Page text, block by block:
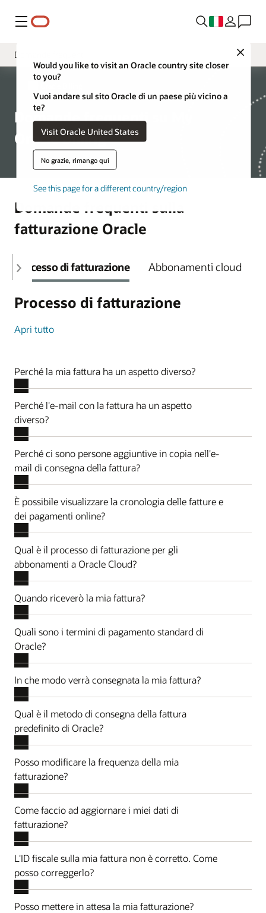
Menu
Close
Would you like to visit an Oracle country site closer
to you?
Vuoi andare sul sito Oracle di un paese più vicino a
te?
Visit Oracle United States
No grazie, rimango qui
See this page for a different country/region
Domande frequenti
Panoramica
Supporto alla fatturazione
Risorse
Domande frequenti su My
Oracle Billing
Domande frequenti sulla
fatturazione Oracle
Processo di fatturazione Abbonamenti cloud
Processo di fatturazione
Apri tutto
Perché la mia fattura ha un aspetto diverso?
Perché l'e-mail con la fattura ha un aspetto
diverso?
Perché ci sono persone aggiuntive in copia nell'e-
mail di consegna della fattura?
È possibile visualizzare la cronologia delle fatture e
dei pagamenti online?
Qual è il processo di fatturazione per gli
abbonamenti a Oracle Cloud?
Quando riceverò la mia fattura?
Quali sono i termini di pagamento standard di
Oracle?
In che modo verrà consegnata la mia fattura?
Qual è il metodo di consegna della fattura
predefinito di Oracle?
Posso modificare la frequenza della mia
fatturazione?
Come faccio ad aggiornare i miei dati di
fatturazione?
L'ID fiscale sulla mia fattura non è corretto. Come
posso correggerlo?
Posso mettere in attesa la mia fatturazione?